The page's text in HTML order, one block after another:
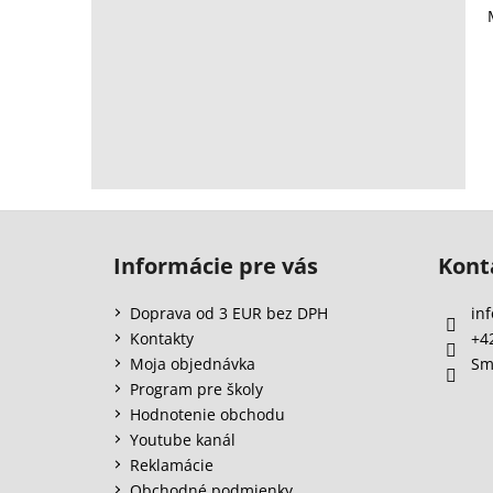
Informácie pre vás
Doprava od 3 EUR bez DPH
Kontakty
Moja objednávka
Program pre školy
Hodnotenie obchodu
Youtube kanál
Reklamácie